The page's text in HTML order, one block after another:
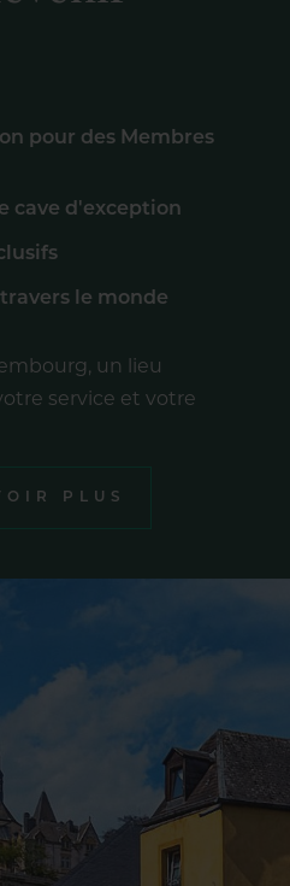
pour des Membres
cave d'exception
travers le monde
un lieu
service et votre
PLUS